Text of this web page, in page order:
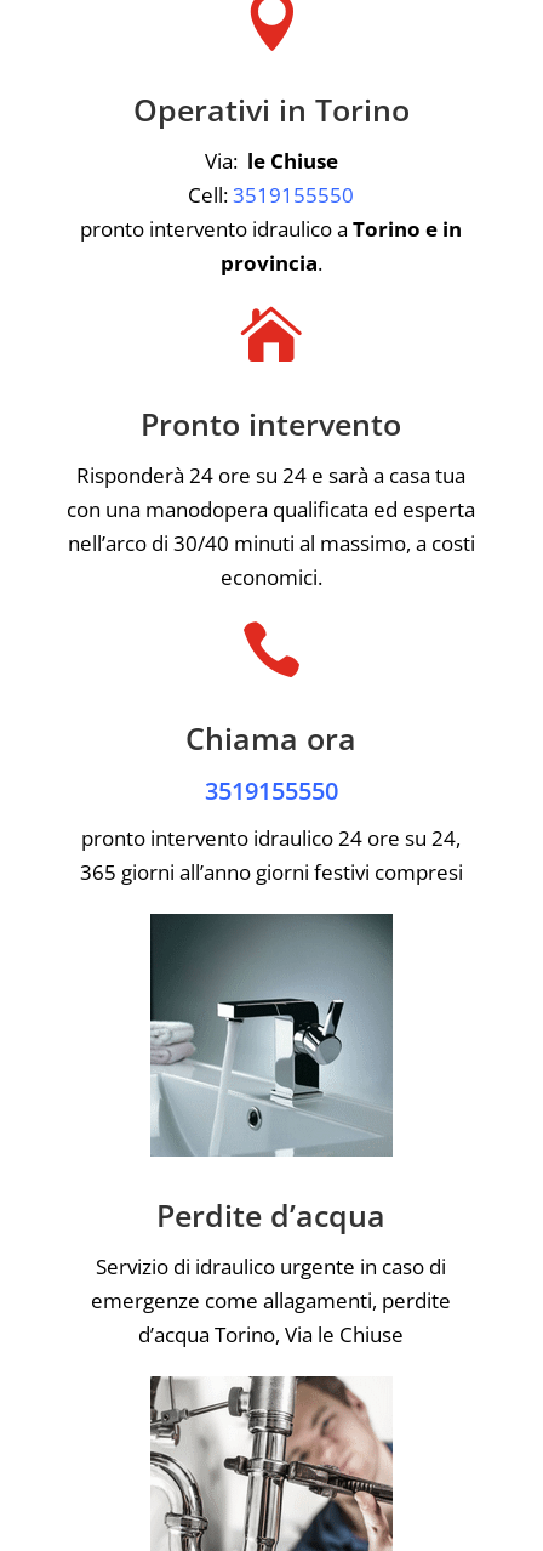

Operativi in Torino
Via: le Chiuse
Cell:3519155550
pronto intervento idraulico aTorino e in
provincia.

Pronto intervento
Risponderà 24 ore su 24 e sarà a casa tua
con una manodopera qualificata ed esperta
nell’arco di 30/40 minuti al massimo, a costi
economici.

Chiama ora
3519155550
pronto intervento idraulico 24 ore su 24,
365 giorni all’anno giorni festivi compresi
Perdite d’acqua
Servizio di idraulico urgente in caso di
emergenze come allagamenti, perdite
d’acqua Torino, Via le Chiuse